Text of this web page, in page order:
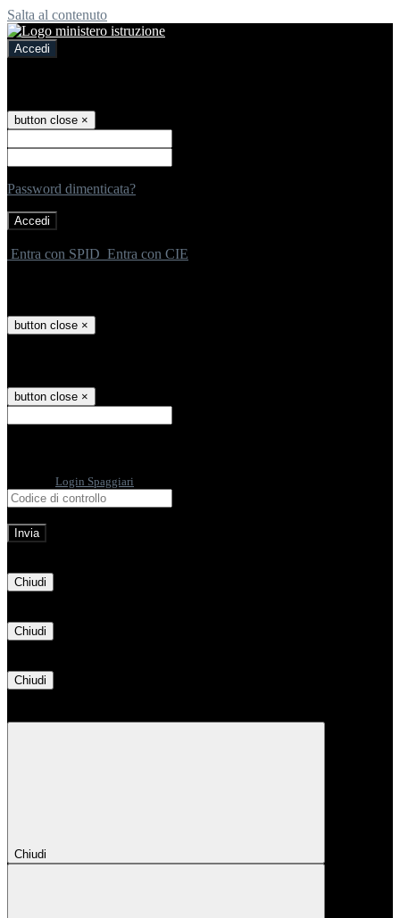
Salta al contenuto
Accedi
button close ×
Password dimenticata?
Entra con SPID Entra con CIE
button close ×
button close ×
Login Spaggiari
Chiudi
Chiudi
Chiudi
Chiudi